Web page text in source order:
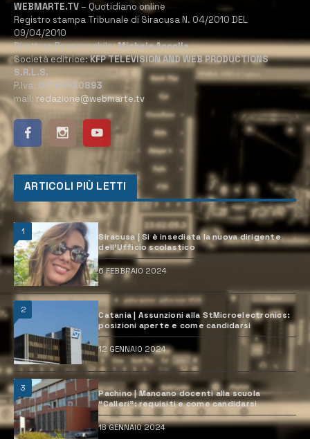
WEBMARTE.TV – Quotidiano online
Registro stampa Tribunale di Siracusa N. 04/2010 DEL
09/04/2010
Direttore Responsabile:Michele Accolla
Società editrice:KFP TELEVISION AND WEB PRODUCTIONS
S.R.L.S.
P.Iva: 02184950893
mail: redazione@webmarte.tv
ARTICOLI PIÙ LETTI
1
Siracusa | Si è insediata la nuova dirigente
dell’Ufficio scolastico
6 FEBBRAIO 2024
2
Catania | Assunzioni alla StMicroelectronics:
posizioni aperte e come candidarsi
12 GENNAIO 2024
3
Pachino | Mancano docenti alla scuola
“Calleri”: requisiti e come candidarsi
18 GENNAIO 2024